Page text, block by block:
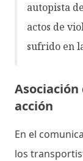
autopista
actos de
sufrido en
acción
En el
los